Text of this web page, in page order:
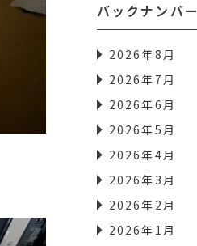
バックナンバー
2026年8月
2026年7月
2026年6月
2026年5月
2026年4月
2026年3月
2026年2月
2026年1月